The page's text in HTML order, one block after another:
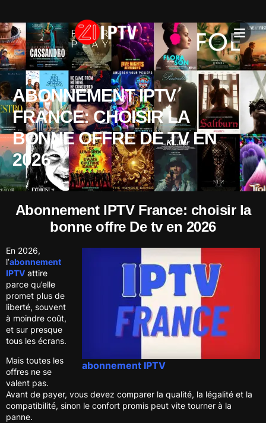
ABONNEMENT IPTV
FRANCE: CHOISIR LA
BONNE OFFRE DE TV EN
2026
Abonnement IPTV France: choisir la
bonne offre De tv en 2026
abonnement IPTV
En 2026,
l’abonnement
IPTV attire
parce qu’elle
promet plus de
liberté, souvent
à moindre coût,
et sur presque
tous les écrans.
Mais toutes les
offres ne se
valent pas.
Avant de payer, vous devez comparer la qualité, la légalité et la
compatibilité, sinon le confort promis peut vite tourner à la
panne.